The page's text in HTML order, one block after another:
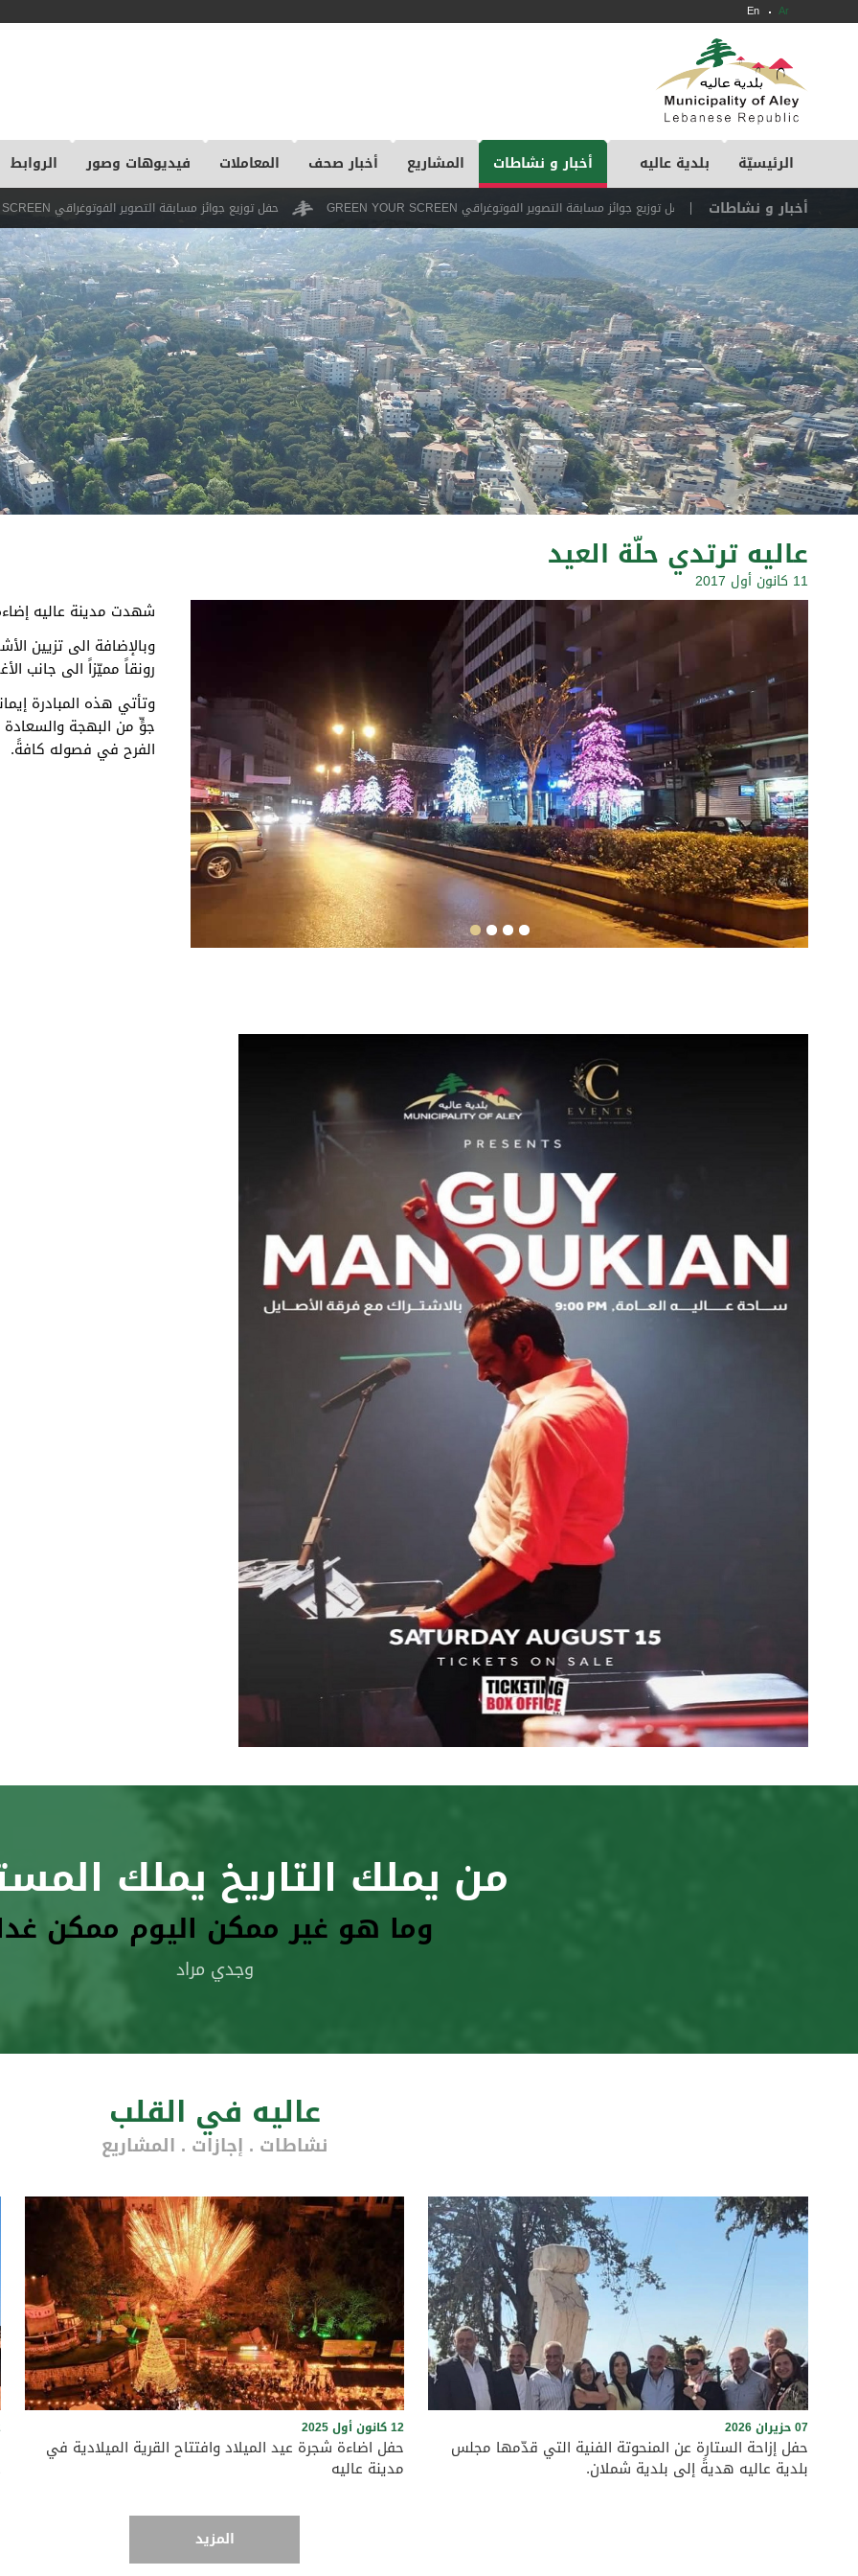
En Ar
الرئيسيّة بلدية عاليه أخبار و نشاطات المشاريع أخبار صحف المعاملات فيديوهات وصور
الروابط
أخبار و نشاطات
حفل توزيع جوائز مسابقة التصوير الفوتوغراقي GREEN YOUR SCREEN حفل توزيع جوائز مسابقة التصوير الفوتوغراقي GREEN YOUR SCREEN
عاليه ترتدي حلّة العيد
11 كانون أول 2017
شهدت مدينة عاليه
وبالإضافة الى تزيين
رونقاً مميّزاً الى جانب
وتأتي هذه المبادرة
جوٍّ من البهجة والسعادة
الفرح في فصوله كافةً.
من يملك التاريخ يملك
وما هو غير ممكن اليوم ممكن
وجدي مراد
عاليه في القلب
نشاطات . إجازات . المشاريع
07 حزيران 2026
حفل إزاحة الستارة عن المنحوتة الفنية التي قدّمها مجلس
بلدية عاليه هديةً إلى بلدية شملان.
12 كانون أول 2025
حفل اضاءة شجرة عيد الميلاد وافتتاح القرية الميلادية في
مدينة عاليه
المزيد